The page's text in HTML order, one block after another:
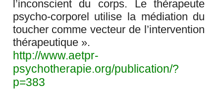
l’inconscient du corps. Le thérapeute
psycho-corporel utilise la médiation du
toucher comme vecteur de l’intervention
thérapeutique ».
http://www.aetpr-
psychotherapie.org/publication/?
p=383